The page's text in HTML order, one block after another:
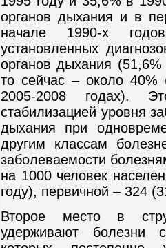
органов дыхания и в
начале 1990-х
установленных
органов дыхания
то сейчас – около
2005-2008 годах).
стабилизацией уровня
дыхания при
другим классам
заболеваемости
на 1000 человек
году), первичной – 324
Второе место в
удерживают болезни